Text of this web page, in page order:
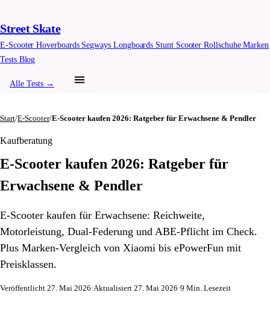
Street Skate
E-ScooterHoverboards Segways Longboards Stunt ScooterRollschuheMarken
Tests Blog
Alle Tests →
Start/E-Scooter/E-Scooter kaufen 2026: Ratgeber für Erwachsene & Pendler
Kaufberatung
E-Scooter kaufen 2026: Ratgeber für
Erwachsene & Pendler
E-Scooter kaufen für Erwachsene: Reichweite,
Motorleistung, Dual-Federung und ABE-Pflicht im Check.
Plus Marken-Vergleich von Xiaomi bis ePowerFun mit
Preisklassen.
Veröffentlicht 27. Mai 2026·Aktualisiert 27. Mai 2026·9 Min. Lesezeit